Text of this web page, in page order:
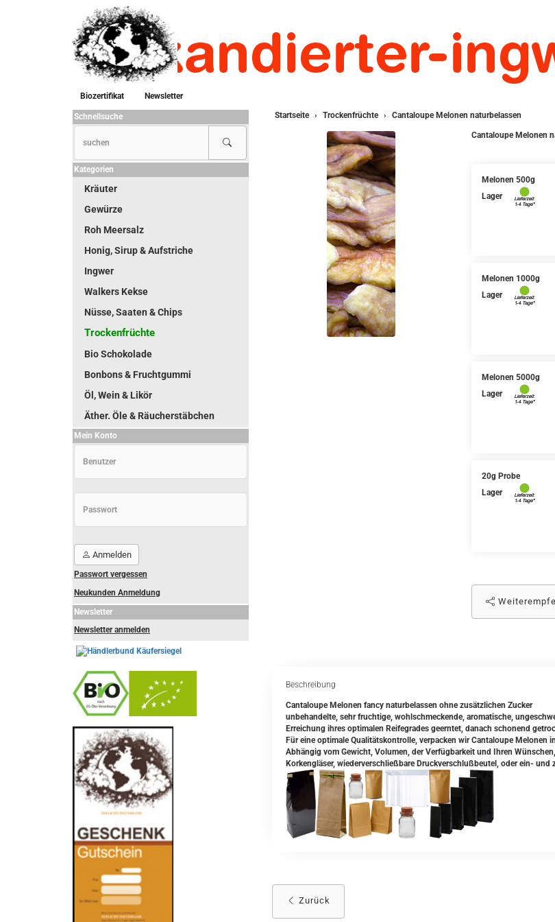
Biozertifikat
Newsletter
Startseite
Trockenfrüchte Cantaloupe Melonen naturbelassen
Cantaloupe Melonen
Melonen 500g
Lager
Melonen 1000g
Lager
Melonen 5000g
Lager
20g Probe
Lager
Beschreibung
Cantaloupe Melonen fancy naturbelassen ohne zusätzlichen Zucker
unbehandelte, sehr fruchtige, wohlschmeckende, aromatische,
Erreichung ihres optimalen Reifegrades geerntet, danach schonend
Für eine optimale Qualitätskontrolle, verpacken wir Cantaloupe Melonen
Abhängig vom Gewicht, Volumen, der Verfügbarkeit und Ihren
Korkengläser, wiederverschließbare Druckverschlußbeutel, oder ein- und
Zurück
Schnellsuche
Kategorien
Kräuter
Gewürze
Roh Meersalz
Honig, Sirup & Aufstriche
Ingwer
Walkers Kekse
Nüsse, Saaten & Chips
Trockenfrüchte
Bio Schokolade
Bonbons & Fruchtgummi
Öl, Wein & Likör
Äther. Öle & Räucherstäbchen
Mein Konto
Anmelden
Passwort vergessen
Neukunden Anmeldung
Newsletter
Newsletter anmelden